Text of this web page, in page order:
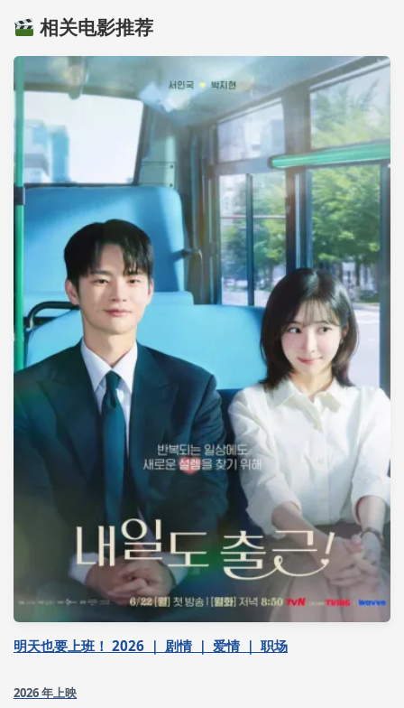
相关电影推荐
明天也要上班！ 2026 ｜ 剧情 ｜ 爱情 ｜ 职场
2026 年上映